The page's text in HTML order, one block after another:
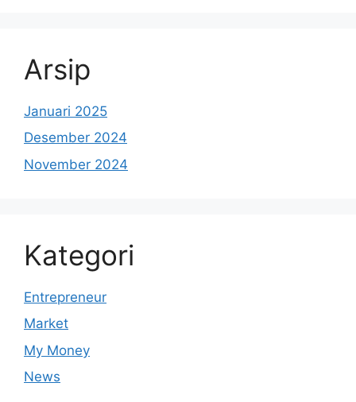
Arsip
Januari 2025
Desember 2024
November 2024
Kategori
Entrepreneur
Market
My Money
News